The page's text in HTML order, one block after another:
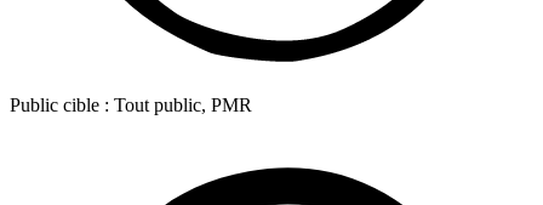
Public cible : Tout public, PMR